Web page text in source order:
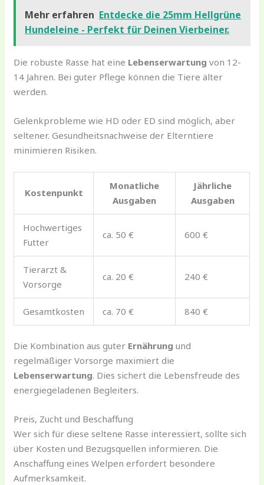
Mehr erfahren Entdecke die 25mm Hellgrüne
Hundeleine - Perfekt für Deinen Vierbeiner.
Die robuste Rasse hat eine Lebenserwartung von 12-
14 Jahren. Bei guter Pflege können die Tiere älter
werden.
Gelenkprobleme wie HD oder ED sind möglich, aber
seltener. Gesundheitsnachweise der Elterntiere
minimieren Risiken.
Kostenpunkt
Monatliche
Ausgaben
Jährliche
Ausgaben
Hochwertiges
Futter
ca. 50 € 600 €
Tierarzt &
Vorsorge
ca. 20 € 240 €
Gesamtkosten ca. 70 € 840 €
Die Kombination aus guter Ernährung und
regelmäßiger Vorsorge maximiert die
Lebenserwartung. Dies sichert die Lebensfreude des
energiegeladenen Begleiters.
Preis, Zucht und Beschaffung
Wer sich für diese seltene Rasse interessiert, sollte sich
über Kosten und Bezugsquellen informieren. Die
Anschaffung eines Welpen erfordert besondere
Aufmerksamkeit.